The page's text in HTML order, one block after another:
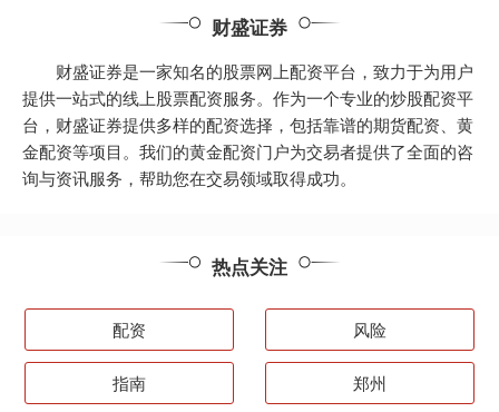
财盛证券
财盛证券是一家知名的股票网上配资平台，致力于为用户
提供一站式的线上股票配资服务。作为一个专业的炒股配资平
台，财盛证券提供多样的配资选择，包括靠谱的期货配资、黄
金配资等项目。我们的黄金配资门户为交易者提供了全面的咨
询与资讯服务，帮助您在交易领域取得成功。
热点关注
配资 风险
指南 郑州